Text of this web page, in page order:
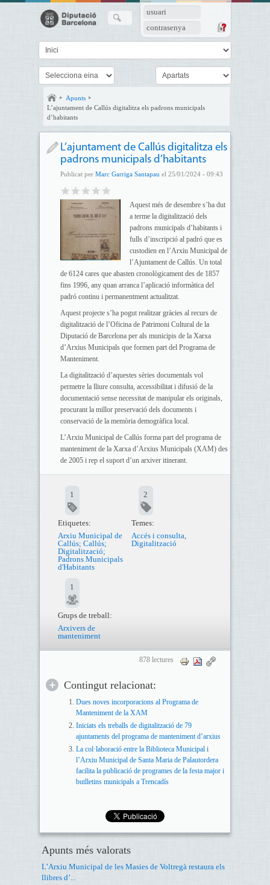
usuari
contrasenya
Apunts
L’ajuntament de Callús digitalitza els padrons municipals
d’habitants
L’ajuntament de Callús digitalitza els
padrons municipals d’habitants
Publicat per Marc Garriga Santapau el 25/01/2024 - 09:43
Aquest més de desembre s’ha dut
a terme la digitalització dels
padrons municipals d’habitants i
fulls d’inscripció al padró que es
custodien en l’Arxiu Municipal de
l’Ajuntament de Callús. Un total
de 6124 cares que abasten cronològicament des de 1857
fins 1996, any quan arranca l’aplicació informàtica del
padró continu i permanentment actualitzat.
Aquest projecte s’ha pogut realitzar gràcies al recurs de
digitalització de l’Oficina de Patrimoni Cultural de la
Diputació de Barcelona per als municipis de la Xarxa
d’Arxius Municipals que formen part del Programa de
Manteniment.
La digitalització d’aquestes sèries documentals vol
permetre la lliure consulta, accessibilitat i difusió de la
documentació sense necessitat de manipular els originals,
procurant la millor preservació dels documents i
conservació de la memòria demogràfica local.
L’Arxiu Municipal de Callús forma part del programa de
manteniment de la Xarxa d’Arxius Municipals (XAM) des
de 2005 i rep el suport d’un arxiver itinerant.
1
Etiquetes:
Arxiu Municipal de
Callús; Callús;
Digitalització;
Padrons Municipals
d'Habitants
2
Temes:
Accés i consulta,
Digitalització
1
Grups de treball:
Arxivers de
manteniment
878 lectures
Contingut relacionat:
Dues noves incorporacions al Programa de
Manteniment de la XAM
Iniciats els treballs de digitalització de 79
ajuntaments del programa de manteniment d’arxius
La col·laboració entre la Biblioteca Municipal i
l’Arxiu Municipal de Santa Maria de Palautordera
facilita la publicació de programes de la festa major i
butlletins municipals a Trencadís
Apunts més valorats
L’Arxiu Municipal de les Masies de Voltregà restaura els
llibres d’...